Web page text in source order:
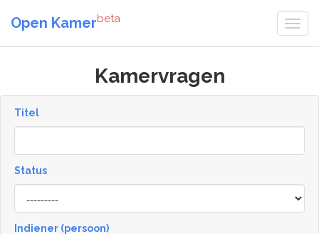
Open Kamerbeta
Kamervragen
Titel
Status
[invalid
name]
Indiener (persoon)